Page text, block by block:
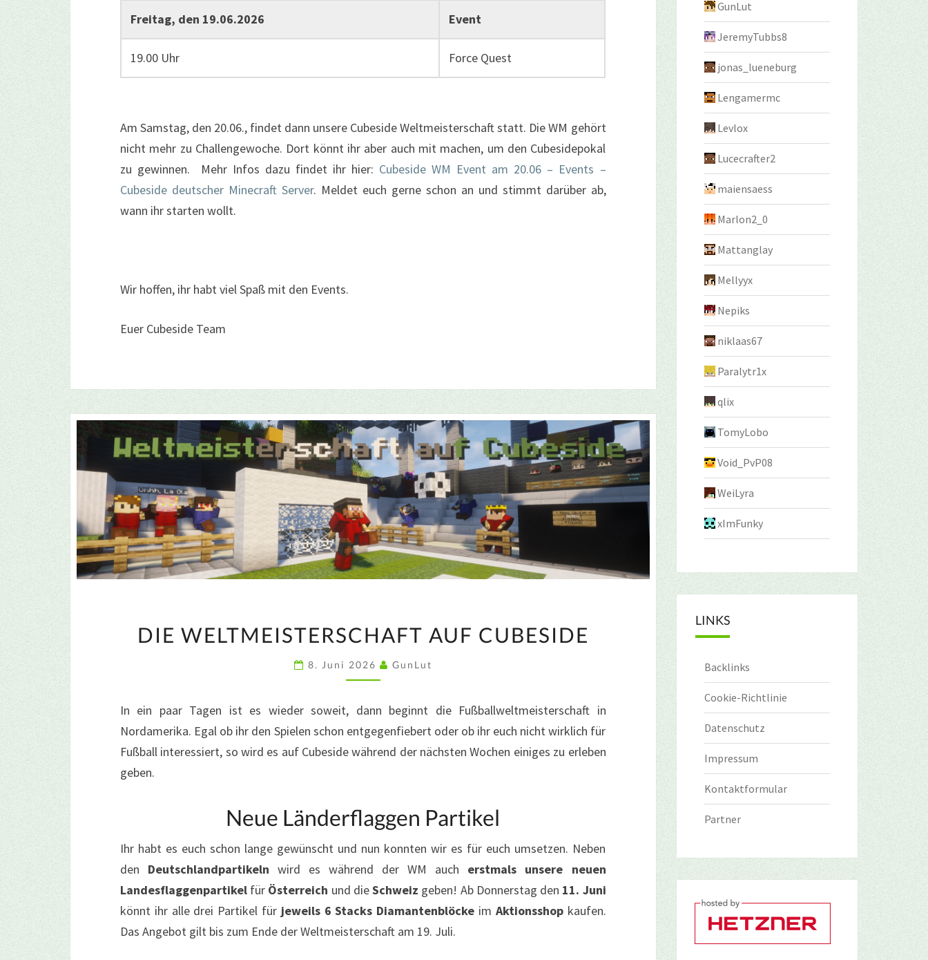
Freitag, den 19.06.2026 Event
19.00 Uhr Force Quest
Am Samstag, den 20.06., findet dann unsere Cubeside Weltmeisterschaft statt. Die WM gehört
nicht mehr zu Challengewoche. Dort könnt ihr aber auch mit machen, um den Cubesidepokal
zu gewinnen. Mehr Infos dazu findet ihr hier: Cubeside WM Event am 20.06 – Events –
Cubeside deutscher Minecraft Server. Meldet euch gerne schon an und stimmt darüber ab,
wann ihr starten wollt.
Wir hoffen, ihr habt viel Spaß mit den Events.
Euer Cubeside Team
WELTMEISTERSCHAFT
AUF
CUBESIDE
DIE WELTMEISTERSCHAFT AUF CUBESIDE
8. Juni 2026 GunLut
In ein paar Tagen ist es wieder soweit, dann beginnt die Fußballweltmeisterschaft in
Nordamerika. Egal ob ihr den Spielen schon entgegenfiebert oder ob ihr euch nicht wirklich für
Fußball interessiert, so wird es auf Cubeside während der nächsten Wochen einiges zu erleben
geben.
Neue Länderflaggen Partikel
Ihr habt es euch schon lange gewünscht und nun konnten wir es für euch umsetzen. Neben
den Deutschlandpartikeln wird es während der WM auch erstmals unsere neuen
Landesflaggenpartikel für Österreich und dieSchweiz geben! Ab Donnerstag den 11. Juni
könnt ihr alle drei Partikel für jeweils 6 Stacks Diamantenblöcke im Aktionsshopkaufen.
Das Angebot gilt bis zum Ende der Weltmeisterschaft am 19. Juli.
GunLut
JeremyTubbs8
jonas_lueneburg
Lengamermc
Levlox
Lucecrafter2
maiensaess
Marlon2_0
Mattanglay
Mellyyx
Nepiks
niklaas67
Paralytr1x
qlix
TomyLobo
Void_PvP08
WeiLyra
xImFunky
LINKS
Backlinks
Cookie-Richtlinie
Datenschutz
Impressum
Kontaktformular
Partner